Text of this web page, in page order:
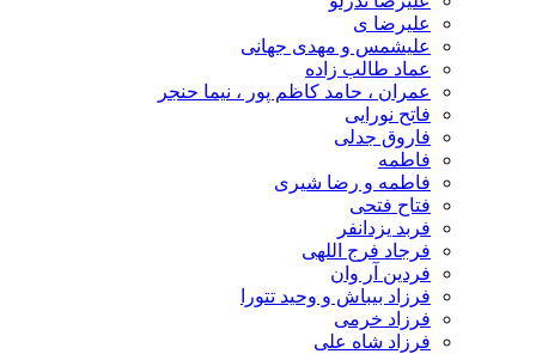
علیرضا ی
علیشمس و مهدی جهانی
عماد طالب زاده
عمران ، حامد کاظم پور ، نیما حنجر
فاتح نورایی
فاروق جدلی
فاطمه
فاطمه و رضا شیری
فتاح فتحی
فربد یزدانفر
فرجاد فرج اللهی
فردین آر وان
فرزاد بیباش و وحید تتورا
فرزاد خرمی
فرزاد شاه علی